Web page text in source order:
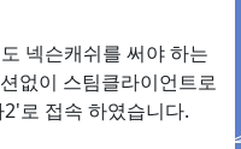
넥슨캐쉬를 써야 하는
없이 스팀클라이언트로
로 접속 하였습니다.